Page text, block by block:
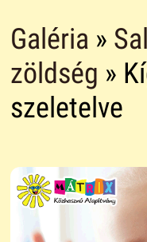
Galéria »
zöldség »
szeletelve